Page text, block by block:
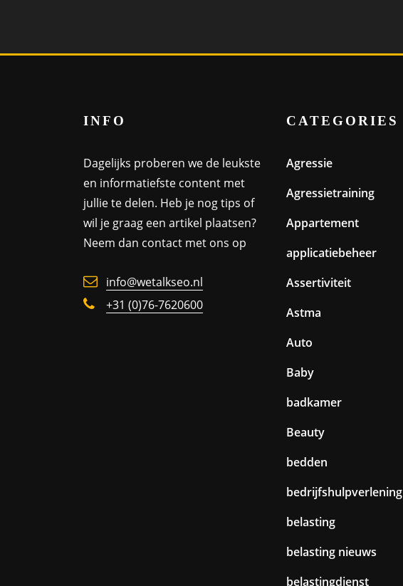
INFO
Dagelijks proberen we de leukste
en informatiefste content met
jullie te delen. Heb je nog tips of
wil je graag een artikel plaatsen?
Neem dan contact met ons op
info@wetalkseo.nl
+31 (0)76-7620600
CATEGORIES
Agressie
Agressietraining
Appartement
applicatiebeheer
Assertiviteit
Astma
Auto
Baby
badkamer
Beauty
bedden
bedrijfshulpverlening
belasting
belasting nieuws
belastingdienst